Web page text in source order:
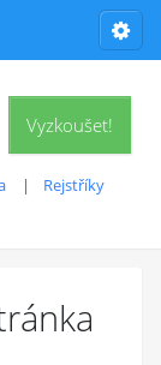
Vyzkoušet!
Rejstříky